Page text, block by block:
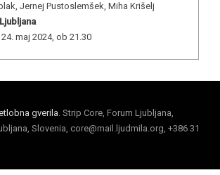
Jernej Pustoslemšek, Miha Krišelj
24. maj 2024, ob 21.30
gverila. Strip Core, Forum Ljubljana,
Slovenia, core@mail.ljudmila.org, +386 31